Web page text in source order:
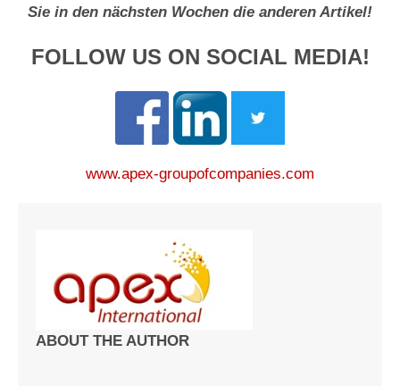
Sie in den nächsten Wochen die anderen Artikel!
FOLLOW US ON SOCIAL MEDIA!
www.apex-groupofcompanies.com
ABOUT THE AUTHOR